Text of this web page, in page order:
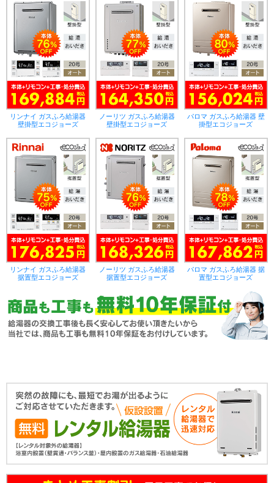
リンナイ ガスふろ給湯器
壁掛型エコジョーズ
ノーリツ ガスふろ給湯器
壁掛型エコジョーズ
パロマ ガスふろ給湯器 壁
掛型エコジョーズ
リンナイ ガスふろ給湯器
据置型エコジョーズ
ノーリツ ガスふろ給湯器
据置型エコジョーズ
パロマ ガスふろ給湯器 据
置型エコジョーズ